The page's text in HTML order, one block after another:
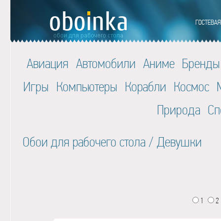
Авиация Автомобили Аниме Бренды
Игры Компьютеры Корабли Космос
Природа
Обои для рабочего стола/ Девушки
1 2